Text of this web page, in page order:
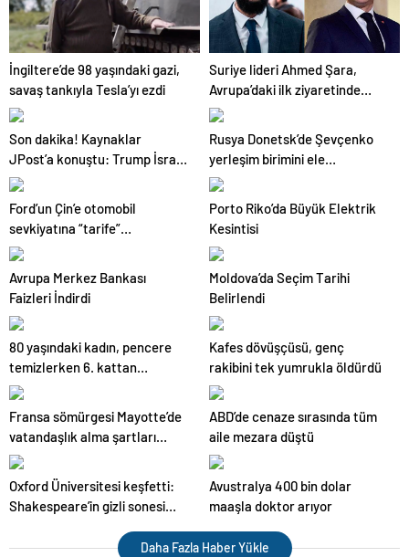
İngiltere’de 98 yaşındaki gazi,
savaş tankıyla Tesla’yı ezdi
Suriye lideri Ahmed Şara,
Avrupa’daki ilk ziyaretinde
Macron ile görüşecek
Son dakika! Kaynaklar
JPost’a konuştu: Trump İsrail’i
‘hazırlıksız yakaladı’
Rusya Donetsk’de Şevçenko
yerleşim birimini ele
geçirdiklerini bildirdi
Ford’un Çin’e otomobil
sevkiyatına “tarife”
ayarlaması
Porto Riko’da Büyük Elektrik
Kesintisi
Avrupa Merkez Bankası
Faizleri İndirdi
Moldova’da Seçim Tarihi
Belirlendi
80 yaşındaki kadın, pencere
temizlerken 6. kattan
araçların üzerine düştü
Kafes dövüşçüsü, genç
rakibini tek yumrukla öldürdü
Fransa sömürgesi Mayotte’de
vatandaşlık alma şartları
zorlaşıyor
ABD’de cenaze sırasında tüm
aile mezara düştü
Oxford Üniversitesi keşfetti:
Shakespeare’in gizli sonesi
Avustralya 400 bin dolar
maaşla doktor arıyor
Daha Fazla Haber Yükle